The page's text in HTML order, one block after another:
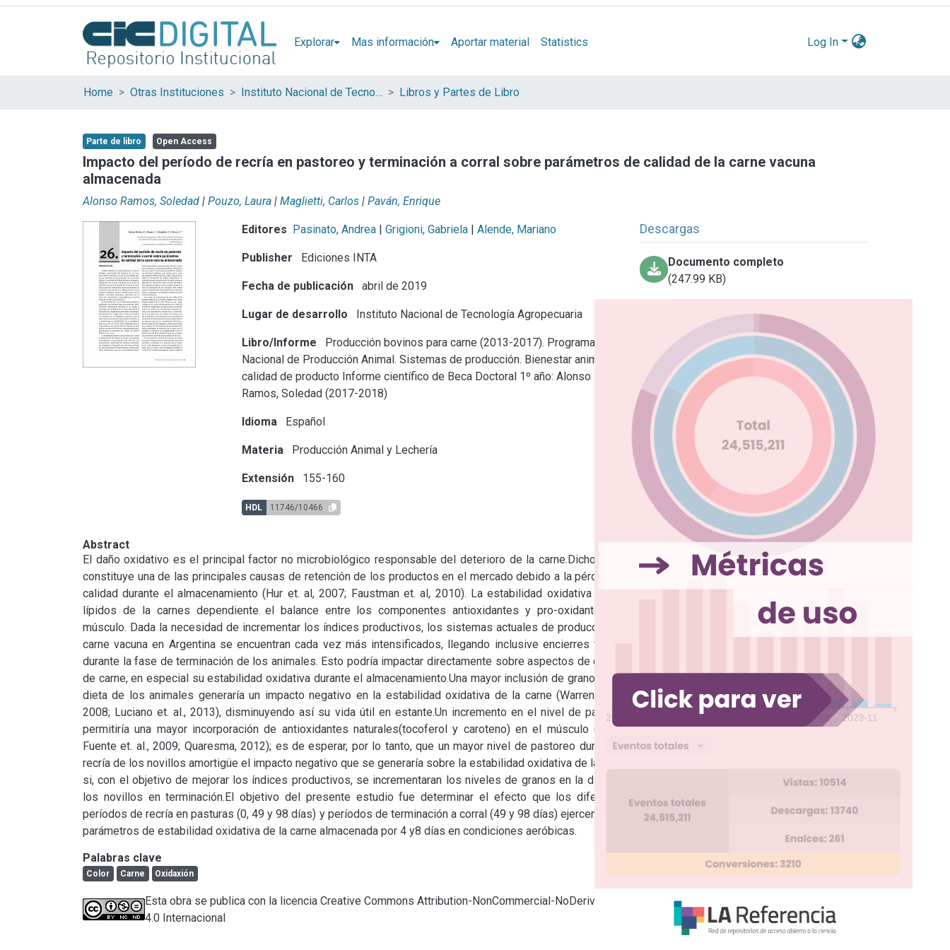
Explorar Mas información Aportar material Statistics Log In
Home Otras Instituciones Instituto Nacional de Tecnología Agropecuaria (INTA) Libros y Partes de Libro
Parte de libro Open Access
Impacto del período de recría en pastoreo y terminación a corral sobre parámetros de calidad de la carne vacuna
almacenada
Alonso Ramos, Soledad | Pouzo, Laura | Maglietti, Carlos | Paván, Enrique
Editores Pasinato, Andrea | Grigioni, Gabriela | Alende, Mariano
Publisher Ediciones INTA
Fecha de publicación abril de 2019
Lugar de desarrollo Instituto Nacional de Tecnología Agropecuaria
Libro/Informe
Producción bovinos para carne (2013-2017). Programa
Nacional de Producción Animal. Sistemas de producción. Bienestar animal y
calidad de producto Informe científico de Beca Doctoral 1º año: Alonso
Ramos, Soledad (2017-2018)
Idioma Español
Materia Producción Animal y Lechería
Extensión 155-160
HDL 11746/10466
Descargas
Documento completo
(247.99 KB)
Abstract
El daño oxidativo es el principal factor no microbiológico responsable del deterioro de la carne.Dicho factor
constituye una de las principales causas de retención de los productos en el mercado debido a la pérdida de
calidad durante el almacenamiento (Hur et. al, 2007; Faustman et. al, 2010). La estabilidad oxidativa de los
lípidos de la carnes dependiente el balance entre los componentes antioxidantes y pro-oxidantes del
músculo. Dada la necesidad de incrementar los índices productivos, los sistemas actuales de producción de
carne vacuna en Argentina se encuentran cada vez más intensificados, llegando inclusive encierres totales
durante la fase de terminación de los animales. Esto podría impactar directamente sobre aspectos de calidad
de carne, en especial su estabilidad oxidativa durante el almacenamiento.Una mayor inclusión de granos en la
dieta de los animales generaría un impacto negativo en la estabilidad oxidativa de la carne (Warren et. al.,
2008; Luciano et. al., 2013), disminuyendo así su vida útil en estante.Un incremento en el nivel de pasturas
permitiría una mayor incorporación de antioxidantes naturales(tocoferol y caroteno) en el músculo (De La
Fuente et. al., 2009; Quaresma, 2012); es de esperar, por lo tanto, que un mayor nivel de pastoreo durante la
recría de los novillos amortigüe el impacto negativo que se generaría sobre la estabilidad oxidativa de la carne
si, con el objetivo de mejorar los índices productivos, se incrementaran los niveles de granos en la dieta de
los novillos en terminación.El objetivo del presente estudio fue determinar el efecto que los diferentes
períodos de recría en pasturas (0, 49 y 98 días) y períodos de terminación a corral (49 y 98 días) ejercen sobre
parámetros de estabilidad oxidativa de la carne almacenada por 4 y8 días en condiciones aeróbicas.
Palabras clave
Color Carne Oxidaxión
Esta obra se publica con la licencia Creative Commons Attribution-NonCommercial-NoDerivatives
4.0 Internacional